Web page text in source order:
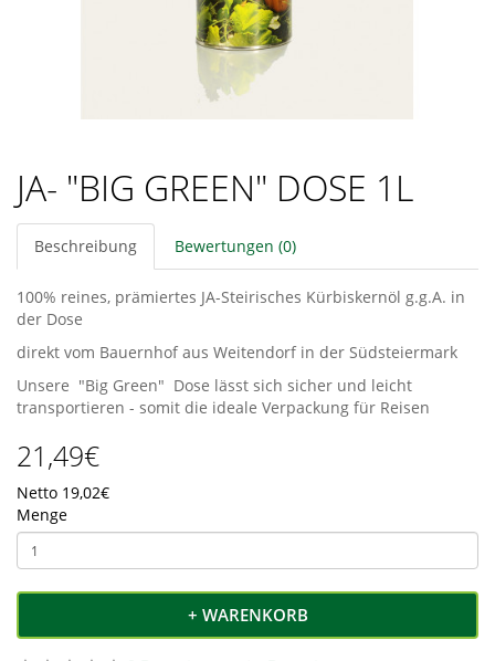
JA- "BIG GREEN" DOSE 1L
Beschreibung Bewertungen (0)
100% reines, prämiertes JA-Steirisches Kürbiskernöl g.g.A. in
der Dose
direkt vom Bauernhof aus Weitendorf in der Südsteiermark
Unsere "Big Green" Dose lässt sich sicher und leicht
transportieren - somit die ideale Verpackung für Reisen
21,49€
Netto 19,02€
Menge
+ WARENKORB